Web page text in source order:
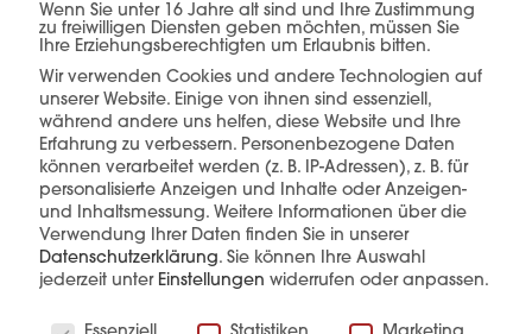
einer Hand.
mehr erfahren
Wenn Sie unter 16 Jahre alt sind und Ihre Zustimmung
zu freiwilligen Diensten geben möchten, müssen Sie
Ihre Erziehungsberechtigten um Erlaubnis bitten.
Wir verwenden Cookies und andere Technologien auf
unserer Website. Einige von ihnen sind essenziell,
während andere uns helfen, diese Website und Ihre
Erfahrung zu verbessern. Personenbezogene Daten
können verarbeitet werden (z. B. IP-Adressen), z. B. für
personalisierte Anzeigen und Inhalte oder Anzeigen-
und Inhaltsmessung. Weitere Informationen über die
Verwendung Ihrer Daten finden Sie in unserer
Datenschutzerklärung. Sie können Ihre Auswahl
jederzeit unter Einstellungen widerrufen oder anpassen.